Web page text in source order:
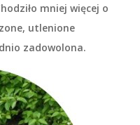
mniej więcej o
utlenione
zadowolona.